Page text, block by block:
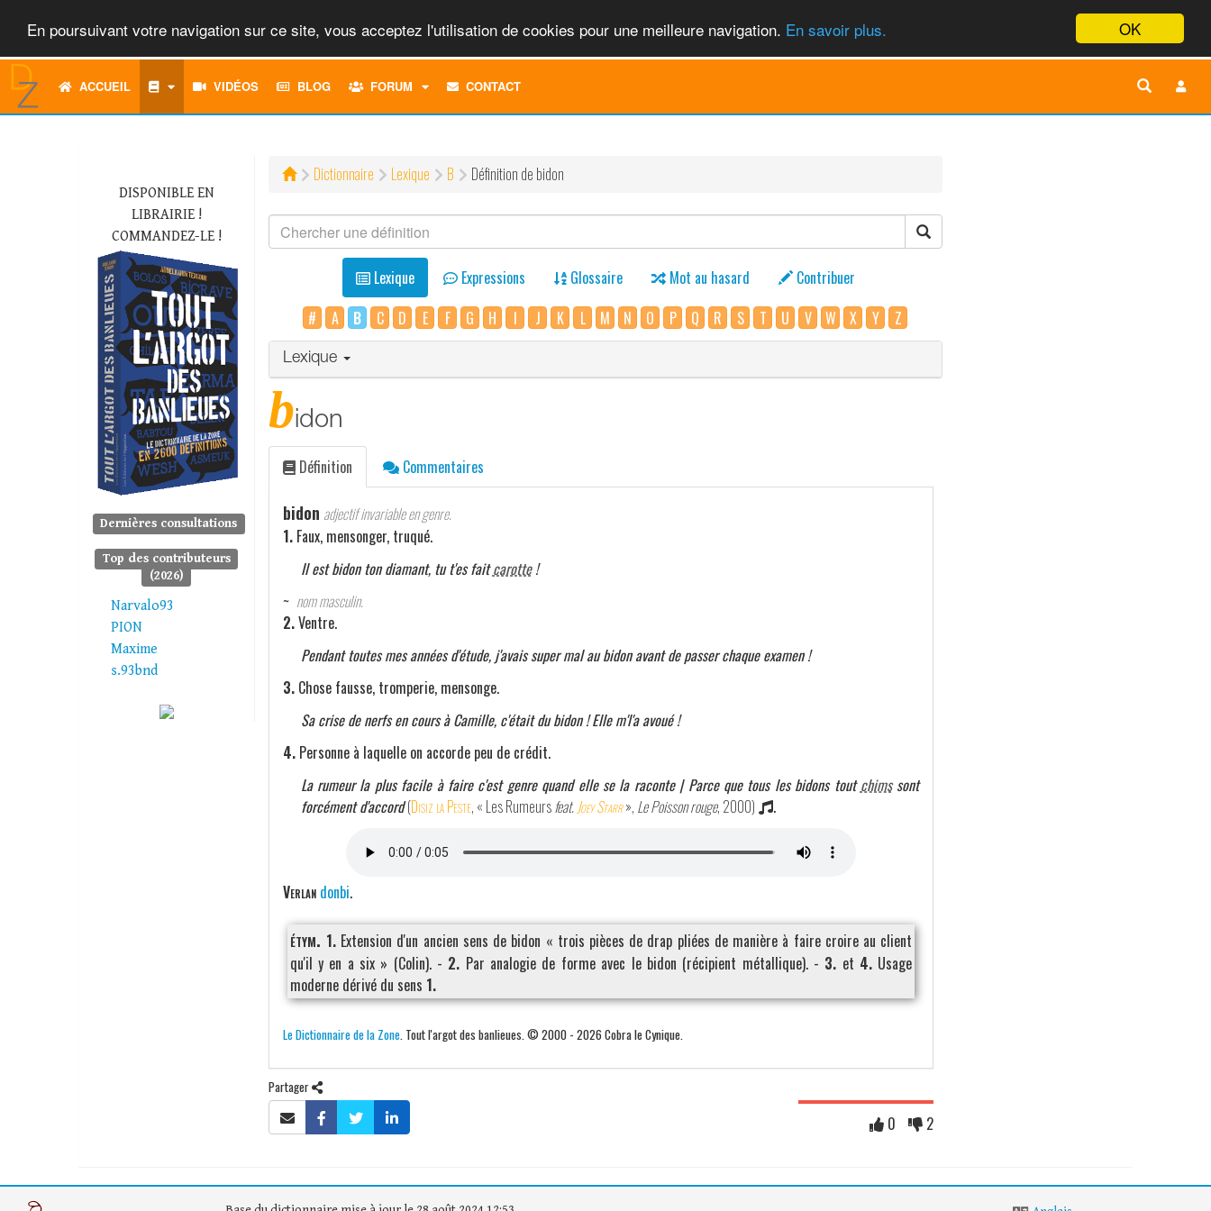
OK
En poursuivant votre navigation sur ce site, vous acceptez l'utilisation de cookies pour une meilleure navigation. En savoir plus.
ACCUEIL VIDÉOS BLOG FORUM
TOGGLECONTACT
DISPONIBLE EN
LIBRAIRIE !
COMMANDEZ-LE !
Dernières consultations
Top des contributeurs
(2026)
Narvalo93
PION
Maxime
s.93bnd
Dictionnaire Lexique B Définition de bidon
Lexique Expressions Glossaire Mot au hasard
Contribuer
#
A B C D E F G H I J K L M N O P Q R S T U V W X Y Z
Lexique
bidon
Définition Commentaires
bidon adjectif invariable en genre.
1. Faux, mensonger, truqué.
Il est bidon ton diamant, tu t'es faitcarotte!
~ nom masculin.
2.Ventre.
Pendant toutes mes années d'étude, j'avais super mal au bidon avant de passer chaque examen !
3. Chose fausse, tromperie, mensonge.
Sa crise de nerfs en cours à Camille, c'était du bidon ! Elle m'l'a avoué !
4. Personne à laquelle on accorde peu de crédit.
La rumeur la plus facile à faire c'est genre quand elle se la raconte | Parce que tous les bidons toutchimssont
forcément d'accord (Disiz la Peste, « Les Rumeursfeat.Joey Starr», Le Poisson rouge, 2000) .
Verlan donbi.
étym. 1.Extension d'un ancien sens de bidon « trois pièces de drap pliées de manière à faire croire au client
qu'il y en a six » (Colin). - 2. Par analogie de forme avec le bidon (récipient métallique). - 3. et 4.Usage
moderne dérivé du sens 1.
Le Dictionnaire de la Zone. Tout l'argot des banlieues. © 2000 - 2026 Cobra le Cynique.
Partager
0 2